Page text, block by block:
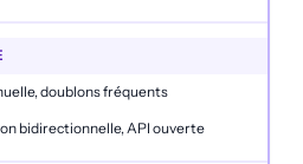
doublons fréquents
bidirectionnelle, API ouverte